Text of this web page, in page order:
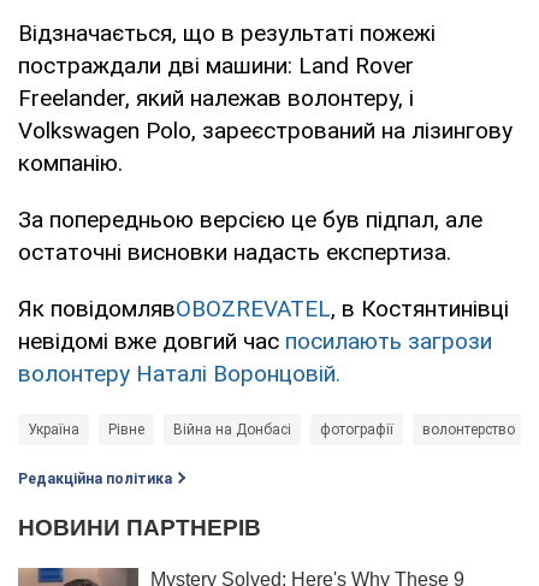
Відзначається, що в результаті пожежі
постраждали дві машини: Land Rover
Freelander, який належав волонтеру, і
Volkswagen Polo, зареєстрований на лізингову
компанію.
За попередньою версією це був підпал, але
остаточні висновки надасть експертиза.
Як повідомлявOBOZREVATEL, в Костянтинівці
невідомі вже довгий час посилають загрози
волонтеру Наталі Воронцовій.
Україна Рівне Війна на Донбасі фотографії волонтерство
Редакційна політика